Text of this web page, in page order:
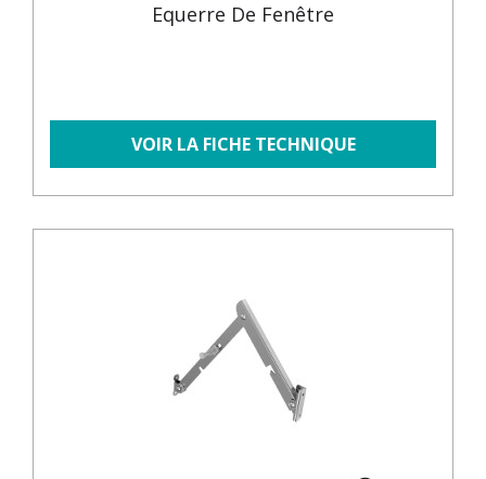
Equerre De Fenêtre
VOIR LA FICHE TECHNIQUE